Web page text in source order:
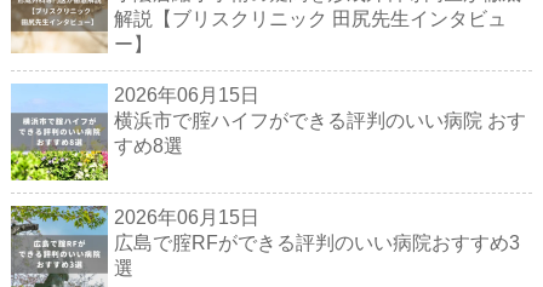
解説【ブリスクリニック 田尻先生インタビュ
ー】
2026年06月15日
横浜市で腟ハイフができる評判のいい病院 おす
すめ8選
2026年06月15日
広島で腟RFができる評判のいい病院おすすめ3
選